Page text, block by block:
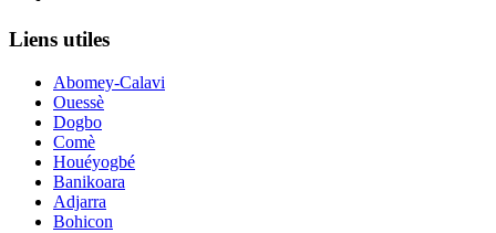
Liens utiles
Abomey-Calavi
Ouessè
Dogbo
Comè
Houéyogbé
Banikoara
Adjarra
Bohicon